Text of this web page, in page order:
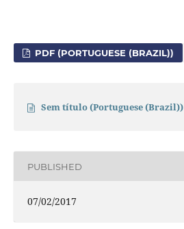
PDF (PORTUGUESE (BRAZIL))
Sem título (Portuguese (Brazil))
PUBLISHED
07/02/2017